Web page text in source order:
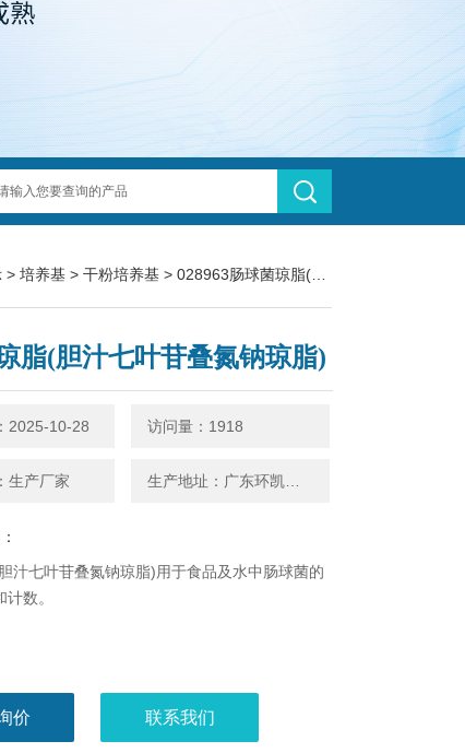
> 培养基 > 干粉培养基 > 028963肠球菌琼脂(胆汁七叶苷叠氮钠琼脂)
脂(胆汁七叶苷叠氮钠琼脂)
2025-10-28 访问量：1918
生产厂家
汁七叶苷叠氮钠琼脂)用于食品及水中肠球菌的
数。
价 联系我们